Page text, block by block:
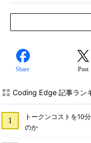
Share Post
Coding Edge 記事ラン
トークンコストを10
のか